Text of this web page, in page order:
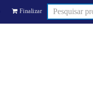
Finalizar